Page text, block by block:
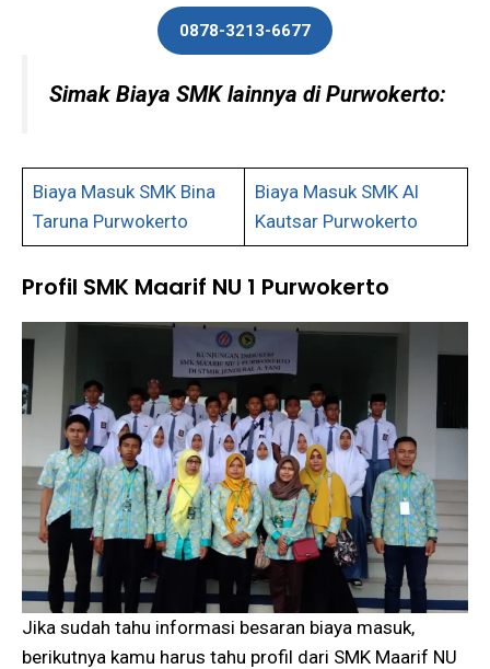
0878-3213-6677
Simak Biaya SMK lainnya di Purwokerto:
Biaya Masuk SMK Bina
Taruna Purwokerto
Biaya Masuk SMK Al
Kautsar Purwokerto
Profil SMK Maarif NU 1 Purwokerto
Jika sudah tahu informasi besaran biaya masuk,
berikutnya kamu harus tahu profil dari SMK Maarif NU